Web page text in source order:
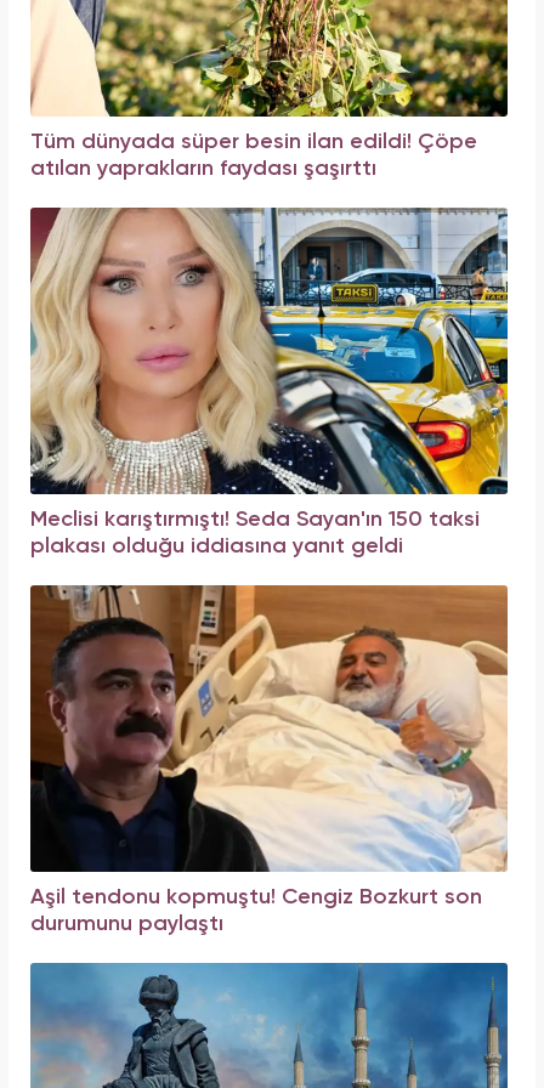
Tüm dünyada süper besin ilan edildi! Çöpe
atılan yaprakların faydası şaşırttı
Meclisi karıştırmıştı! Seda Sayan'ın 150 taksi
plakası olduğu iddiasına yanıt geldi
Aşil tendonu kopmuştu! Cengiz Bozkurt son
durumunu paylaştı